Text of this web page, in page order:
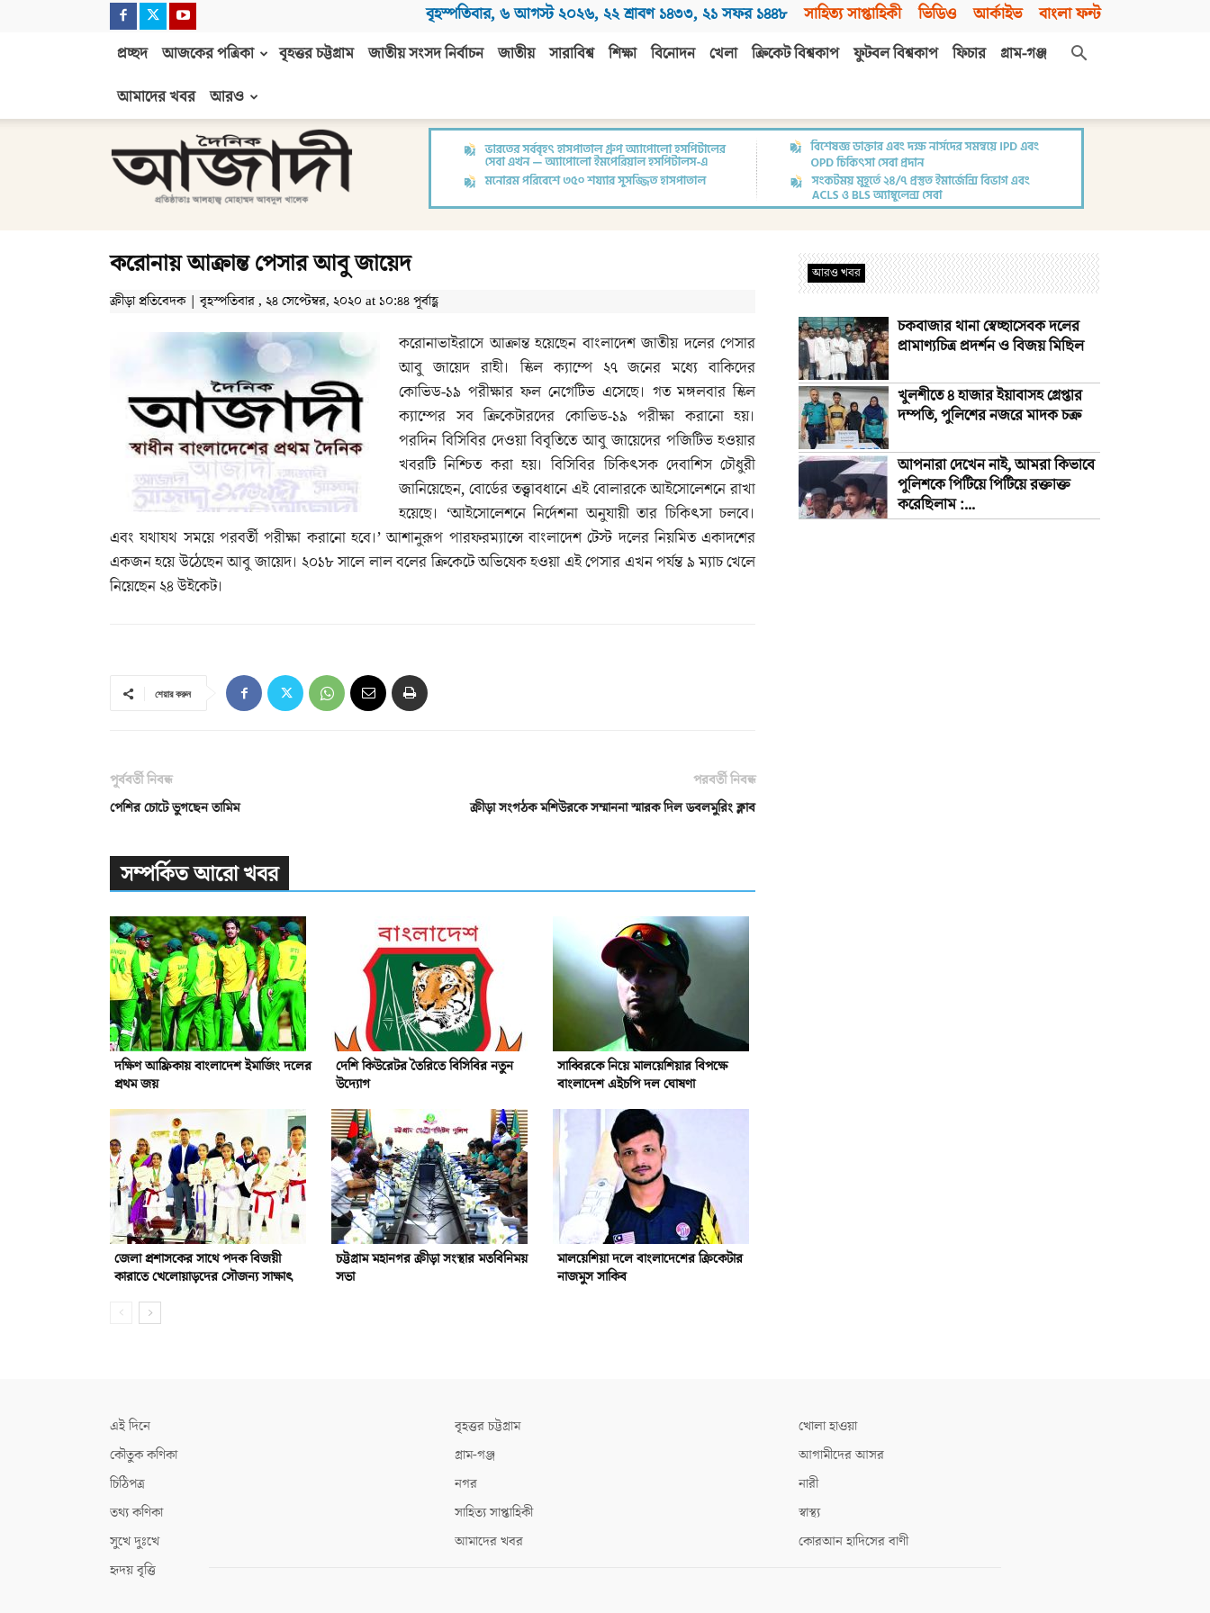
বৃহস্পতিবার, ৬ আগস্ট ২০২৬, ২২ শ্রাবণ ১৪৩৩, ২১ সফর ১৪৪৮ সাহিত্য সাপ্তাহিকী ভিডিও আর্কাইভ বাংলা ফন্ট
প্রচ্ছদ আজকের পত্রিকা বৃহত্তর চট্টগ্রাম জাতীয় সংসদ নির্বাচন জাতীয় সারাবিশ্ব শিক্ষা বিনোদন খেলা ক্রিকেট বিশ্বকাপ ফুটবল বিশ্বকাপ ফিচার
গ্রাম-গঞ্জ
আমাদের খবর
আরও
আজাদী
করোনায় আক্রান্ত পেসার আবু জায়েদ
ক্রীড়া প্রতিবেদক | বৃহস্পতিবার , ২৪ সেপ্টেম্বর, ২০২০ at ১০:৪৪ পূর্বাহ্ণ
করোনাভাইরাসে আক্রান্ত হয়েছেন বাংলাদেশ জাতীয় দলের পেসার
আবু জায়েদ রাহী। স্কিল ক্যাম্পে ২৭ জনের মধ্যে বাকিদের
কোভিড-১৯ পরীক্ষার ফল নেগেটিভ এসেছে। গত মঙ্গলবার স্কিল
ক্যাম্পের সব ক্রিকেটারদের কোভিড-১৯ পরীক্ষা করানো হয়।
পরদিন বিসিবির দেওয়া বিবৃতিতে আবু জায়েদের পজিটিভ হওয়ার
খবরটি নিশ্চিত করা হয়। বিসিবির চিকিৎসক দেবাশিস চৌধুরী
জানিয়েছেন, বোর্ডের তত্ত্বাবধানে এই বোলারকে আইসোলেশনে রাখা
হয়েছে। ‘আইসোলেশনে নির্দেশনা অনুযায়ী তার চিকিৎসা চলবে।
এবং যথাযথ সময়ে পরবর্তী পরীক্ষা করানো হবে।’ আশানুরূপ পারফরম্যান্সে বাংলাদেশ টেস্ট দলের নিয়মিত একাদশের
একজন হয়ে উঠেছেন আবু জায়েদ। ২০১৮ সালে লাল বলের ক্রিকেটে অভিষেক হওয়া এই পেসার এখন পর্যন্ত ৯ ম্যাচ খেলে
নিয়েছেন ২৪ উইকেট।
শেয়ার করুন
পূর্ববর্তী নিবন্ধ
পেশির চোটে ভুগছেন তামিম
পরবর্তী নিবন্ধ
ক্রীড়া সংগঠক মশিউরকে সম্মাননা স্মারক দিল ডবলমুরিং ক্লাব
সম্পর্কিত আরো খবর
দক্ষিণ আফ্রিকায় বাংলাদেশ ইমার্জিং দলের
প্রথম জয়
দেশি কিউরেটর তৈরিতে বিসিবির নতুন
উদ্যোগ
সাব্বিরকে নিয়ে মালয়েশিয়ার বিপক্ষে
বাংলাদেশ এইচপি দল ঘোষণা
জেলা প্রশাসকের সাথে পদক বিজয়ী
কারাতে খেলোয়াড়দের সৌজন্য সাক্ষাৎ
চট্টগ্রাম মহানগর ক্রীড়া সংস্থার মতবিনিময়
সভা
মালয়েশিয়া দলে বাংলাদেশের ক্রিকেটার
নাজমুস সাকিব
আরও খবর
চকবাজার থানা স্বেচ্ছাসেবক দলের
প্রামাণ্যচিত্র প্রদর্শন ও বিজয় মিছিল
খুলশীতে ৪ হাজার ইয়াবাসহ গ্রেপ্তার
দম্পতি, পুলিশের নজরে মাদক চক্র
আপনারা দেখেন নাই, আমরা কিভাবে
পুলিশকে পিটিয়ে পিটিয়ে রক্তাক্ত
করেছিলাম :...
এই দিনে
কৌতুক কণিকা
চিঠিপত্র
তথ্য কণিকা
সুখে দুঃখে
হৃদয় বৃত্তি
বৃহত্তর চট্টগ্রাম
গ্রাম-গঞ্জ
নগর
সাহিত্য সাপ্তাহিকী
আমাদের খবর
খোলা হাওয়া
আগামীদের আসর
নারী
স্বাস্থ্য
কোরআন হাদিসের বাণী